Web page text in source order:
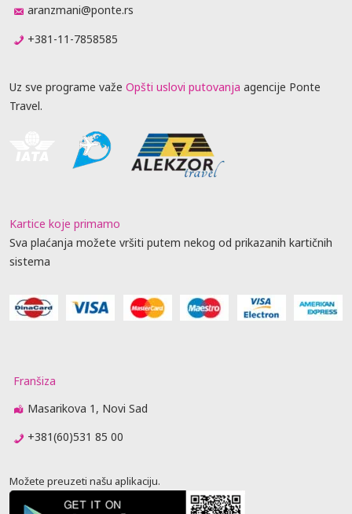
aranzmani@ponte.rs
+381-11-7858585
Uz sve programe važe Opšti uslovi putovanja agencije Ponte
Travel.
Kartice koje primamo
Sva plaćanja možete vršiti putem nekog od prikazanih kartičnih
sistema
Franšiza
Masarikova 1, Novi Sad
+381(60)531 85 00
Možete preuzeti našu aplikaciju.